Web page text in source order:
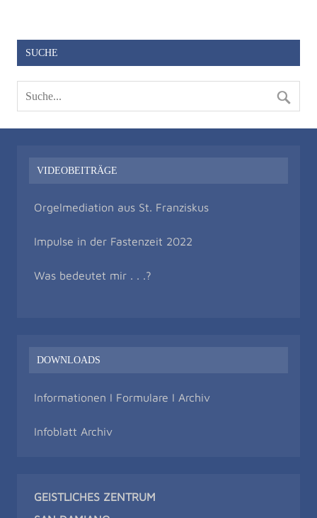
SUCHE
VIDEOBEITRÄGE
Orgelmediation aus St. Franziskus
Impulse in der Fastenzeit 2022
Was bedeutet mir . . .?
DOWNLOADS
Informationen I Formulare I Archiv
Infoblatt Archiv
GEISTLICHES ZENTRUM